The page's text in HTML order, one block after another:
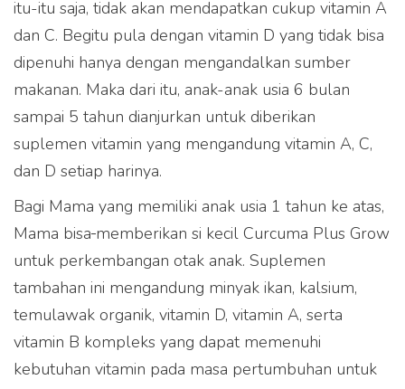
itu-itu saja, tidak akan mendapatkan cukup vitamin A
dan C. Begitu pula dengan vitamin D yang tidak bisa
dipenuhi hanya dengan mengandalkan sumber
makanan. Maka dari itu, anak-anak usia 6 bulan
sampai 5 tahun dianjurkan untuk diberikan
suplemen vitamin yang mengandung vitamin A, C,
dan D setiap harinya.
Bagi Mama yang memiliki anak usia 1 tahun ke atas,
Mama bisa memberikan si kecil Curcuma Plus Grow
untuk perkembangan otak anak. Suplemen
tambahan ini mengandung minyak ikan, kalsium,
temulawak organik, vitamin D, vitamin A, serta
vitamin B kompleks yang dapat memenuhi
kebutuhan vitamin pada masa pertumbuhan untuk